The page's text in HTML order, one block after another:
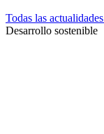
Todas las actualidades
Desarrollo sostenible